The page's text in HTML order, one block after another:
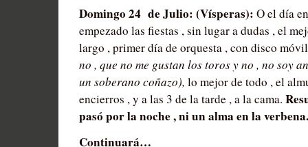
Domingo 24 de Julio: (Vísperas): O el día
empezado las fiestas , sin lugar a dudas , el
largo , primer día de orquesta , con disco
no , que no me gustan los toros y no , no soy
un soberano coñazo), lo mejor de todo , el
encierros , y a las 3 de la tarde , a la cama.
pasó por la noche , ni un alma en la verbena.
Continuará…